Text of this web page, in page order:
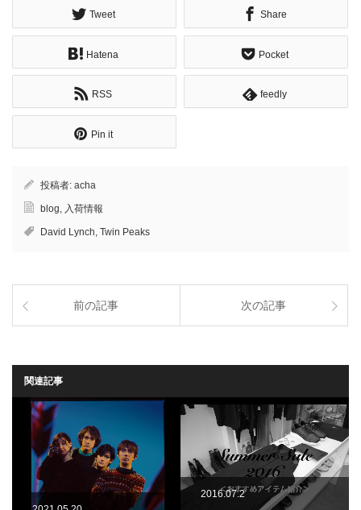
Tweet Share
Hatena Pocket
RSS feedly
Pin it
投稿者: acha
blog, 入荷情報
David Lynch, Twin Peaks
前の記事 次の記事
関連記事
2016.07.2